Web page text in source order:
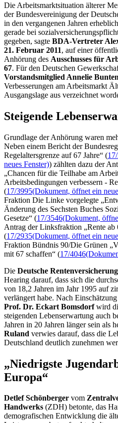
Die Arbeitsmarktsituation älterer
der Bundesvereinigung der
in den vergangenen Jahren
gerade bei
gegeben, sagte BDA-Vertreter
21. Februar 2011, auf einer
Anhörung des Ausschusses für
67. Für den Deutschen
Vorstandsmitglied Annelie
Verbesserungen am Arbeitsmarkt
Ausgangslage aus verzeichnet
Steigende
Grundlage der Anhörung waren
Neben einem Bericht der
Regelaltersgrenze auf 67 Jahre“ (
neues Fenster)) zählten dazu der
„Chancen für die Teilhabe am
Arbeitsbedingungen verbessern -
(17/3995(Dokument, öffnet ein
Fraktion Die Linke vorgelegte
Änderung des Sechsten Buches
Gesetze“ (17/3546(Dokument,
Antrag der Linksfraktion „Rente
(17/2935(Dokument, öffnet ein
Fraktion Bündnis 90/Die Grünen
mit 67 schaffen“ (17/4046
Die Deutsche
Hearing darauf, dass sich die
von 18,2 Jahren im Jahr 1995 auf
verlängert habe. Nach
Prof. Dr. Eckart Bomsdorfwird
steigenden Lebenserwartung auch
Jahren in 20 Jahren länger sein als
Ruland verwies darauf, dass die
Deutschland deutlich zunehmen
„Niedrigste
Europa“
Detlef Schönberger vom
Handwerks (ZDH) betonte, das
demografischen Entwicklung die